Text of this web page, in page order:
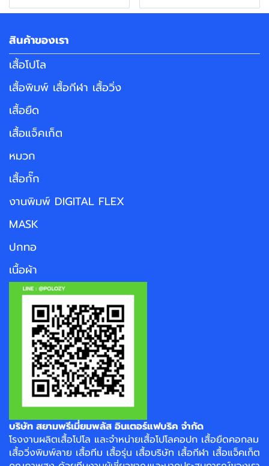
สินค้าของเรา
เสื้อโปโล
เสื้อพิมพ์ เสื้อกีฬา เสื้อวิ่ง
เสื้อยืด
เสื้อแจ็คเก็ต
หมวก
เสื้อกั๊ก
งานพิมพ์ DIGITAL FLEX
MASK
ปกทอ
เนื้อผ้า
บริษัท สยามพรีเมี่ยมพลัส อินเตอร์แฟบริค จำกัด
โรงงานผลิตเสื้อโปโล และจำหน่ายเสื้อโปโลคอปก เสื้อยืดคอกลม
เสื้อวิ่งพิมพ์ลาย เสื้อทีม เสื้อรุ่น เสื้อบริษัท เสื้อกีฬา เสื้อแจ็คเก็ต